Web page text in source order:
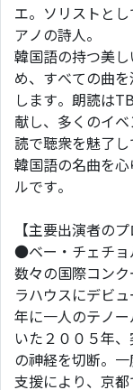
エ。ソリストと
アノの詩人。
韓国語の持つ美
め、すべての曲
します。朗読は
献し、多くのイ
読で聴衆を魅了し
韓国語の名曲を
ルです。
【主要出演者の
●ベー・チェチョ
数々の国際コン
ラハウスにデビ
年に一人のテノ
いた２００５年
の神経を切断。
支援により、京